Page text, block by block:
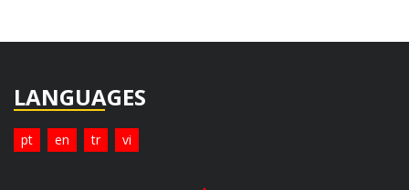
LANGUAGES
pt en tr vi